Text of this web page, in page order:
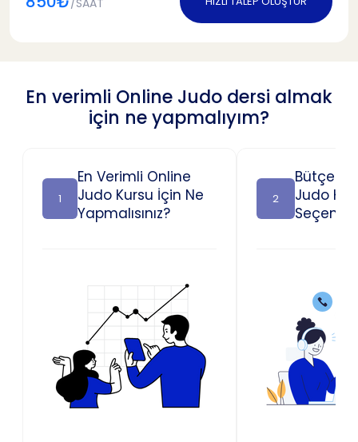
/SAAT
En verimli Online Judo dersi almak
için ne yapmalıyım?
1
En Verimli Online
Judo Kursu İçin Ne
Yapmalısınız?
2
Judo